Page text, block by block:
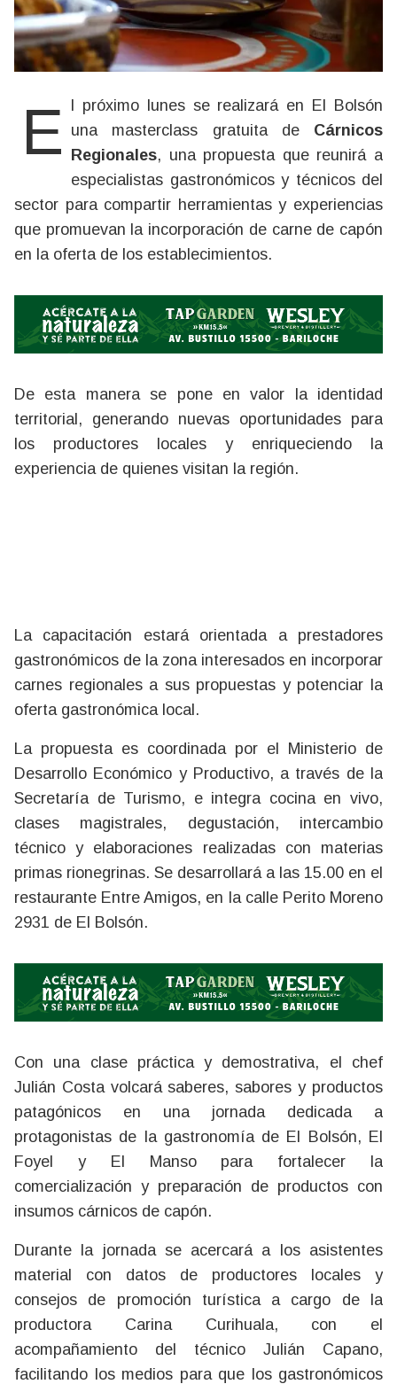
El próximo lunes se realizará en El Bolsón una masterclass gratuita de Cárnicos
Regionales, una propuesta que reunirá a
especialistas gastronómicos y técnicos del
sector para compartir herramientas y experiencias
que promuevan la incorporación de carne de capón
en la oferta de los establecimientos.
De esta manera se pone en valor la identidad
territorial, generando nuevas oportunidades para
los productores locales y enriqueciendo la
experiencia de quienes visitan la región.
La capacitación estará orientada a prestadores
gastronómicos de la zona interesados en incorporar
carnes regionales a sus propuestas y potenciar la
oferta gastronómica local.
La propuesta es coordinada por el Ministerio de
Desarrollo Económico y Productivo, a través de la
Secretaría de Turismo, e integra cocina en vivo,
clases magistrales, degustación, intercambio
técnico y elaboraciones realizadas con materias
primas rionegrinas. Se desarrollará a las 15.00 en el
restaurante Entre Amigos, en la calle Perito Moreno
2931 de El Bolsón.
Con una clase práctica y demostrativa, el chef
Julián Costa volcará saberes, sabores y productos
patagónicos en una jornada dedicada a
protagonistas de la gastronomía de El Bolsón, El
Foyel y El Manso para fortalecer la
comercialización y preparación de productos con
insumos cárnicos de capón.
Durante la jornada se acercará a los asistentes
material con datos de productores locales y
consejos de promoción turística a cargo de la
productora Carina Curihuala, con el
acompañamiento del técnico Julián Capano,
facilitando los medios para que los gastronómicos